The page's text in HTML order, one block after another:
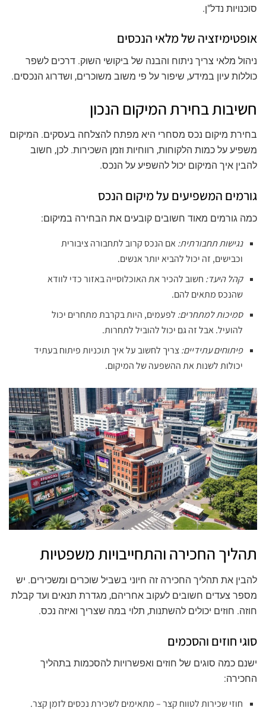
סוכנויות נדל"ן.
אופטימיזציה של מלאי הנכסים
ניהול מלאי צריך ניתוח והבנה של ביקושי השוק. דרכים לשפר
כוללות עיון במידע, שיפור על פי משוב משוכרים, ושדרוג הנכסים.
חשיבות בחירת המיקום הנכון
בחירת מיקום נכס מסחרי היא מפתח להצלחה בעסקים. המיקום
משפיע על כמות הלקוחות, רווחיות וזמן השכירות. לכן, חשוב
להבין איך המיקום יכול להשפיע על הנכס.
גורמים המשפיעים על מיקום הנכס
כמה גורמים מאוד חשובים קובעים את הבחירה במיקום:
נגישות תחבורתית: אם הנכס קרוב לתחבורה ציבורית
וכבישים, זה יכול להביא יותר אנשים.
קהל היעד: חשוב להכיר את האוכלוסייה באזור כדי לוודא
שהנכס מתאים להם.
סמיכות למתחרים: לפעמים, היות בקרבת מתחרים יכול
להועיל. אבל זה גם יכול להוביל לתחרות.
פיתוחים עתידיים:צריך לחשוב על איך תוכניות פיתוח בעתיד
יכולות לשנות את ההשפעה של המיקום.
תהליך החכירה והתחייבויות משפטיות
להבין את תהליך החכירה זה חיוני בשביל שוכרים ומשכירים. יש
מספר צעדים חשובים לעקוב אחריהם, מגדרת תנאים ועד קבלת
חוזה. חוזים יכולים להשתנות, תלוי במה שצריך ואיזה נכס.
סוגי חוזים והסכמים
ישנם כמה סוגים של חוזים ואפשרויות להסכמות בתהליך
החכירה:
חוזי שכירות לטווח קצר – מתאימים לשכירת נכסים לזמן קצר.